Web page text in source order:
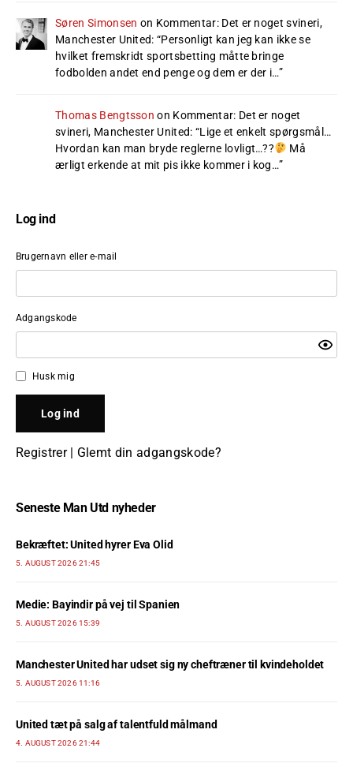
Søren Simonsen on Kommentar: Det er noget svineri,
Manchester United: “Personligt kan jeg kan ikke se
hvilket fremskridt sportsbetting måtte bringe
fodbolden andet end penge og dem er der i…”
Thomas Bengtsson on Kommentar: Det er noget
svineri, Manchester United: “Lige et enkelt spørgsmål…
Hvordan kan man bryde reglerne lovligt…??
Må
ærligt erkende at mit pis ikke kommer i kog…”
Log ind
Brugernavn eller e-mail
Adgangskode
Husk mig
Registrer| Glemt din adgangskode?
Seneste Man Utd nyheder
Bekræftet: United hyrer Eva Olid
5. AUGUST 2026 21:45
Medie: Bayindir på vej til Spanien
5. AUGUST 2026 15:39
Manchester United har udset sig ny cheftræner til kvindeholdet
5. AUGUST 2026 11:16
United tæt på salg af talentfuld målmand
4. AUGUST 2026 21:44